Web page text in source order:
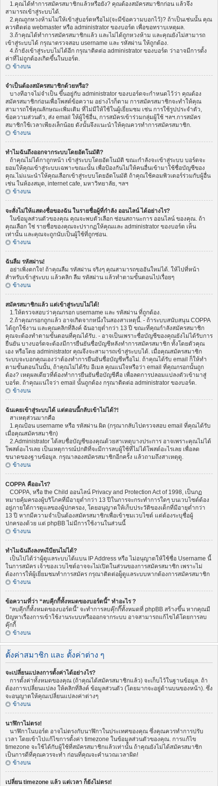
1.คุณได้ทำการสมัครสมาชิกแล้วหรือยัง? คุณต้องสมัครสมาชิกก่อน แล้วจึง
สามารถเข้าสู่ระบบได้.
2.คุณถูกหวงห้ามไม่ให้เข้าสู่บอร์ดหรือไม่(จะมีข้อความบอกไว้)? ถ้าเป็นเช่นนั้น คุณ
ควรติดต่อ webmaster หรือ administrator ของบอร์ด เพื่อขอทราบเหตุผล.
3.ถ้าคุณได้ทำการสมัครสมาชิกแล้ว และไม่ได้ถูกหวงห้าม และคุณยังไม่สามารถ
เข้าสู่ระบบได้ กรุณาตรวจสอบ username และ รหัสผ่าน ให้ถูกต้อง.
4.ถ้ายังเข้าสู่ระบบไม่ได้อีก กรุณาติดต่อ administrator ของบอร์ด ว่าอาจมีการตั้ง
ค่าที่ไม่ถูกต้องเกิดขึ้นในบอร์ด.
ข้างบน
จำเป็นต้องสมัครสมาชิกด้วยหรือ?
บางทีอาจไม่จำเป็น ขึ้นอยู่กับ administrator ของบอร์ดจะกำหนดไว้ว่า คุณต้อง
สมัครสมาชิกก่อนเพื่อโพสต์ข้อความ อย่างไรก็ตาม การสมัครสมาชิกจะทำให้คุณ
สามารถใช้คุณลักษณะเพิ่มเติม ที่ไม่มีให้ใช้ในผู้เยี่ยมชม เช่น การใช้รูปประจำตัว,
ข้อความส่วนตัว, ส่ง email ให้ผู้ใช้อื่น, การสมัครเข้าร่วมกลุ่มผู้ใช้ ฯลฯ.การสมัคร
สมาชิกใช้เวลาเพียงเล็กน้อย ดังนั้นจึงแนะนำให้คุณควรทำการสมัครสมาชิก.
ข้างบน
ทำไมฉันถึงออกจากระบบโดยอัตโนมัติ?
ถ้าคุณไม่ได้กาถูกหน้า เข้าสู่ระบบโดยอัตโนมัติ ขณะกำลังจะเข้าสู่ระบบ บอร์ดจะ
ยอมให้คุณเข้าสู่ระบบเฉพาะขณะนั้น เพื่อป้องกันไม่ให้คนอื่นเข้ามาใช้ชื่อบัญชีของ
คุณ.ไม่แนะนำให้คุณเลือกเข้าสู่ระบบโดยอัตโนมัติ ถ้าคุณใช้คอมพิวเตอร์ร่วมกับผู้อื่น
เช่น ในห้องสมุด, internet cafe, มหาวิทยาลัย, ฯลฯ
ข้างบน
จะสั่งไม่ให้แสดงชื่อของฉัน ในรายชื่อผู้ที่กำลัง ออนไลน์ ได้อย่างไร?
ในข้อมูลส่วนตัวของคุณ คุณจะพบตัวเลือก ซ่อนสถานะการ ออนไลน์ ของคุณ. ถ้า
คุณเลือก ใช่ รายชื่อของคุณจะปรากฏให้คุณและ administrator ของบอร์ด เห็น
เท่านั้น และคุณจะถูกนับเป็นผู้ใช้ที่ถูกซ่อน.
ข้างบน
ฉันลืม รหัสผ่าน!
อย่าเพิ่งตกใจ! ถ้าคุณลืม รหัสผ่าน จริงๆ คุณสามารถขออันใหม่ได้. ให้ไปที่หน้า
สำหรับเข้าสู่ระบบ แล้วคลิก ลืม รหัสผ่าน แล้วทำตามขั้นตอนไปเรื่อยๆ
ข้างบน
สมัครสมาชิกแล้ว แต่เข้าสู่ระบบไม่ได้!
1.ให้ตรวจสอบว่าคุณกรอก username และ รหัสผ่าน ที่ถูกต้อง.
2.ถ้าคุณกรอกถูกแล้ว อาจเกิดจากหนึ่งในสองสาเหตุนี้. - ถ้าระบบสนับสนุน COPPA
ได้ถูกใช้งาน และคุณคลิกที่ลิงค์ ฉันอายุต่ำกว่า 13 ปี ขณะที่คุณกำลังสมัครสมาชิก
คุณจะต้องทำตามขั้นตอนที่คุณได้รับ. - อาจเป็นเพราะชื่อบัญชีของคุณยังไม่ได้รับการ
ยืนยัน บางบอร์ดจะต้องมีการยืนยันชื่อบัญชีหลังทำการสมัครสมาชิก ทั้งโดยตัวคุณ
เอง หรือโดย administrator คุณจึงจะสามารถเข้าสู่ระบบได้. เมื่อคุณสมัครสมาชิก
ระบบจะบอกคุณเองว่าต้องทำการยืนยันชื่อบัญชีหรือไม่. ถ้าคุณได้รับ email ก็ให้ทำ
ตามขั้นตอนในนั้น, ถ้าคุณไม่ได้รับ อีเมล คุณแน่ใจหรือว่า email ที่คุณกรอกนั้นถูก
ต้อง? เหตุผลเดียวที่ต้องทำการยืนยันชื่อบัญชีคือ เพื่อลดการปลอมแปลงตัวเข้ามาสู่
บอร์ด. ถ้าคุณแน่ใจว่า email นั้นถูกต้อง กรุณาติดต่อ administrator ของบอร์ด.
ข้างบน
ฉันเคยเข้าสู่ระบบได้ แต่ตอนนี้กลับเข้าไม่ได้?!
สาเหตุส่วนมากคือ
1.คุณป้อน username หรือ รหัสผ่าน ผิด (กรุณากลับไปตรวจสอบ email ที่คุณได้รับ
เมื่อคุณสมัครสมาชิก)
2.Administrator ได้ลบชื่อบัญชีของคุณด้วยสาเหตุบางประการ อาจเพราะคุณไม่ได้
โพสต์อะไรเลย เป็นเหตุการณ์ปกติที่จะมีการลบผู้ใช้ที่ไม่ได้โพสต์อะไรเลย เพื่อลด
ขนาดของฐานข้อมูล. กรุณาลองสมัครสมาชิกอีกครั้ง แล้วถามถึงสาเหตุดู.
ข้างบน
COPPA คืออะไร?
COPPA, หรือ the Child ออนไลน์ Privacy and Protection Act of 1998, เป็นกฏ
หมายคุ้มครองผู้บริโภคที่มีอายุต่ำกว่า 13 ปีในการจะกระทำการใดๆ บนเวบไซต์ต้อง
อยู่ภายใต้การดูแลของผู้ปกครอง, โดยอนุญาตให้เก็บประวัติของเด็กที่มีอายุต่ำกว่า
13 ปี หากมีความจำเป็นต้องสมัครสมาชิกเพื่อเข้าชมเวบไซต์ แต่ต้องระบุชื่อผู้
ปกครองด้วย แต่ phpBB ไม่มีการใช้งานในส่วนนี้
ข้างบน
ทำไมฉันถึงลงทะเีบียนไม่ได้?
เป็นไปได้ว่าผู้ดูแลระบบได้แบน IP Address หรือ ไม่อนุญาตให้ใช้ชื่อ Username นี้
ในการสมัคร เจ้าของเวบไซต์อาจจะไม่เปิดในส่วนของการสมัครสมาชิก เพราะไม่
ต้องการให้ผู้เยี่ยมชมทำการสมัคร กรุณาติดต่อผู็ดูแลระบบหากต้องการสมัครสมาชิก
ข้างบน
ข้อความที่ว่า “ลบคุีกกี้ทั้งหมดของบอร์ดนี้” ทำอะไร ?
“ลบคุีกกี้ทั้งหมดของบอร์ดนี้” จะทำการลบคุ๊กกี๊ทั้งหมดที่ phpBB สร้างขึ้น หากคุณมี
ปัญหาเรื่องการเข้าใช้งานระบบหรือออกจากระบบ อาจสามารถแก้ไขได้โดยการลบ
คุ๊กกี้
ข้างบน
ตั้งค่าสมาชิก และ ตั้งค่าต่าง ๆ
จะเปลี่ยนแปลงการตั้งค่าได้อย่างไร?
การตั้งค่าทั้งหมดของคุณ (ถ้าคุณได้สมัครสมาชิกแล้ว) จะเก็บไว้ในฐานข้อมูล. ถ้า
ต้องการเปลี่ยนแปลง ให้คลิกที่ลิงค์ ข้อมูลส่วนตัว (โดยมากจะอยู่ด้านบนของหน้า). ซึ่ง
จะอนุญาตให้คุณเปลี่ยนแปลงค่าต่างๆ
ข้างบน
นาฬิกาไม่ตรง!
นาฬิกาในบอร์ด อาจไม่ตรงกับนาฬิกาในประเทศของคุณ ซึ่งคุณควรทำการปรับ
เวลา โดยเข้าไปแก้ไขการตั้งค่า timezone ในข้อมูลส่วนตัวของคุณ. การแก้ไข
timezone จะใช้ได้กับผู้ใช้ที่สมัครสมาชิกแล้วเท่านั้น ถ้าคุณยังไม่ได้สมัครสมาชิก
เป็นการดีที่คุณควรจะทำ ก่อนที่คุณจะคำนวณเวลาผิด!
ข้างบน
เปลี่ยน timezone แล้ว แต่เวลา ก็ยังไม่ตรง!